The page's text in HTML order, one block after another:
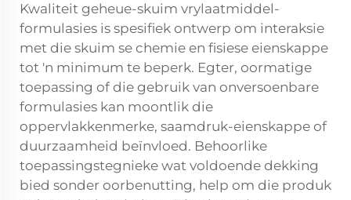
Kwaliteit geheue-skuim vrylaatmiddel-
formulasies is spesifiek ontwerp om interaksie
met die skuim se chemie en fisiese eienskappe
tot 'n minimum te beperk. Egter, oormatige
toepassing of die gebruik van onversoenbare
formulasies kan moontlik die
oppervlakkenmerke, saamdruk-eienskappe of
duurzaamheid beïnvloed. Behoorlike
toepassingstegnieke wat voldoende dekking
bied sonder oorbenutting, help om die produk